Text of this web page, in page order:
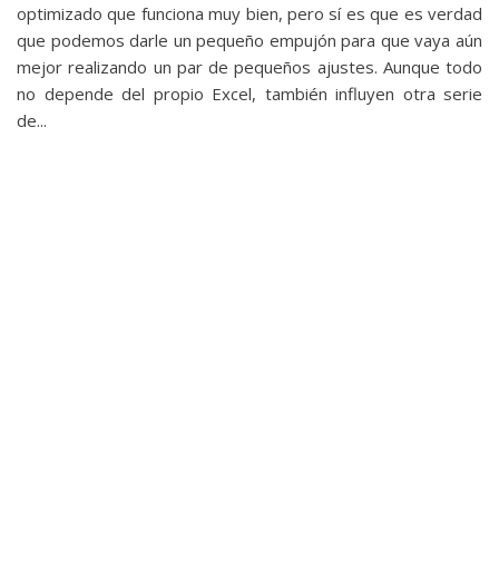
optimizado que funciona muy bien, pero sí es que es verdad
que podemos darle un pequeño empujón para que vaya aún
mejor realizando un par de pequeños ajustes. Aunque todo
no depende del propio Excel, también influyen otra serie
de...